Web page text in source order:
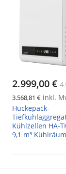
2.999,00 €
3.568,81 € inkl.
Huckepack-
Kühlzellen HA-
9,1 m³